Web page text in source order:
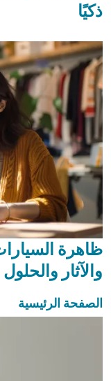
ذكيًا
ظاهرة
والآثار والحلول
الصفحة الرئيسية